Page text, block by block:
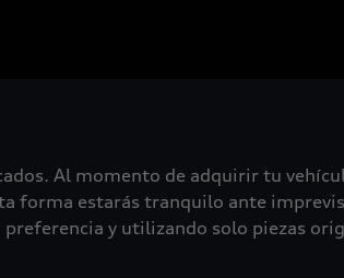
Al momento de adquirir tu
forma estarás tranquilo ante
y utilizando solo piezas